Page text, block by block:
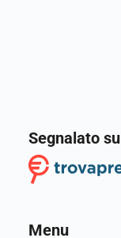
Segnalato su
Menu